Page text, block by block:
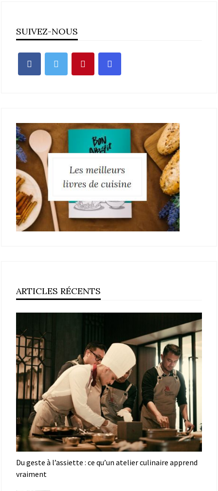
SUIVEZ-NOUS
ARTICLES RÉCENTS
Du geste à l’assiette : ce qu’un atelier culinaire apprend
vraiment